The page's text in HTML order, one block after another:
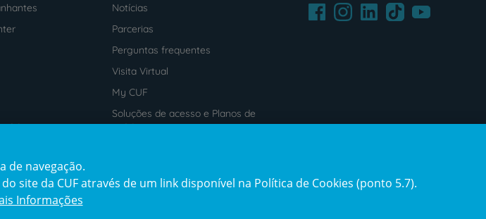
Notícias
Parcerias
Perguntas frequentes
Visita Virtual
My CUF
Soluções de acesso e Planos de
saúde
FacebookInstagramLinkedInTikTokYoutube
Certificações
Reclamações e Elogios
de navegação.
site da CUF através de um link disponível na Política de Cookies (ponto 5.7).
Informações